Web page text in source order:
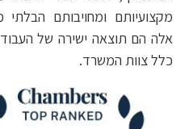
מקצועיותם ומחויבותם
אלה הם תוצאה ישירה של
כלל צוות המשרד.